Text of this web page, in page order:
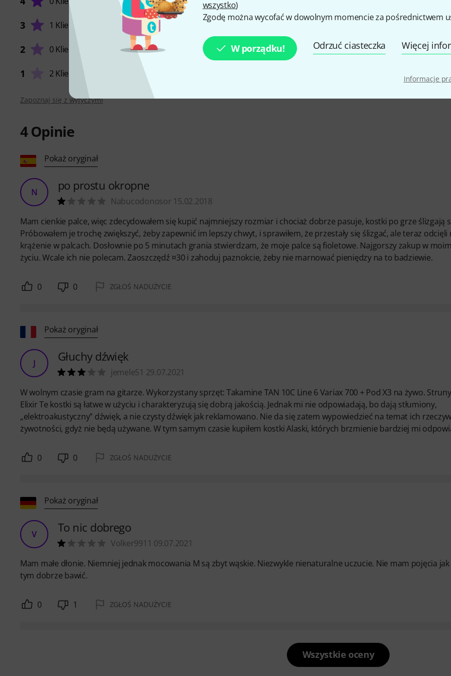
wszystko)
Zgodę można wycofać w dowolnym momencie za pośrednictwem
W porządku! Odrzuć ciasteczka Więcej
Informacje
3 1 Klient
2 0 Klienci
1 2 Klienci
ŻYWOTNOŚĆ
WYKOŃCZENIE
Zapoznaj się z wytyczymi
4Opinie
Pokaż oryginał
N po prostu okropne
Nabucodonosor 15.02.2018
Mam cienkie palce, więc zdecydowałem się kupić najmniejszy rozmiar i chociaż dobrze pasuje, kostki po grze ślizgają
Próbowałem je trochę zwiększyć, żeby zapewnić im lepszy chwyt, i sprawiłem, że przestały się ślizgać, ale teraz odcięli
krążenie w palcach. Dosłownie po 5 minutach grania stwierdzam, że moje palce są fioletowe. Najgorszy zakup w
życiu. Wcale ich nie polecam. Zaoszczędź ¤30 i zahoduj paznokcie, żeby nie marnować pieniędzy na to badziewie.
0 0 ZGŁOŚ NADUŻYCIE
Pokaż oryginał
J Głuchy dźwięk
jemele51 29.07.2021
W wolnym czasie gram na gitarze. Wykorzystany sprzęt: Takamine TAN 10C Line 6 Variax 700 + Pod X3 na żywo.
Elixir Te kostki są łatwe w użyciu i charakteryzują się dobrą jakością. Jednak mi nie odpowiadają, bo dają stłumiony,
„elektroakustyczny” dźwięk, a nie czysty dźwięk jak reklamowano. Nie da się zatem wypowiedzieć na temat ich
żywotności, gdyż nie będą używane. W tym samym czasie kupiłem kostki Alaski, których brzmienie bardziej mi
0 0 ZGŁOŚ NADUŻYCIE
Pokaż oryginał
V To nic dobrego
Volker9911 09.07.2021
Mam małe dłonie. Niemniej jednak mocowania M są zbyt wąskie. Niezwykle nienaturalne uczucie. Nie mam pojęcia jak
tym dobrze bawić.
0 1 ZGŁOŚ NADUŻYCIE
Wszystkie oceny